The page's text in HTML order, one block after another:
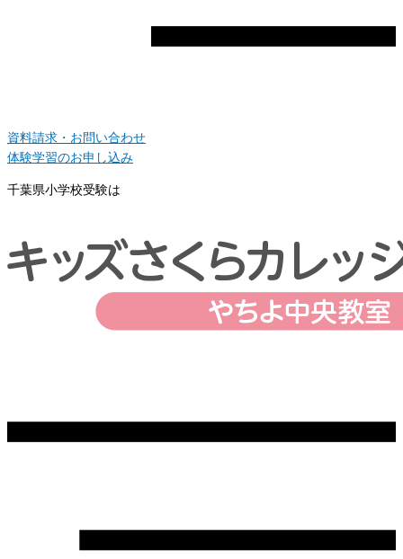
資料請求・お問い合わせ
体験学習のお申し込み
千葉県小学校受験は